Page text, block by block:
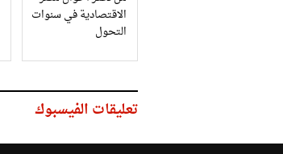
الاقتصادية في سنوات
التحول
تعليقات الفيسبوك